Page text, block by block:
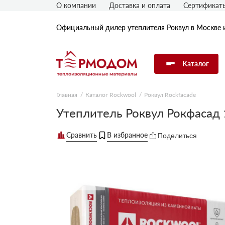
Официальный дилер утеплителя Роквул в Москве
Каталог
Утеплитель Rockwool
Утеплитель Технониколь
Утеплитель Knauf
О компании Доставка и оплата
Главная Каталог Rockwool Роквул Rockfacade
Утеплитель Роквул
Поделиться